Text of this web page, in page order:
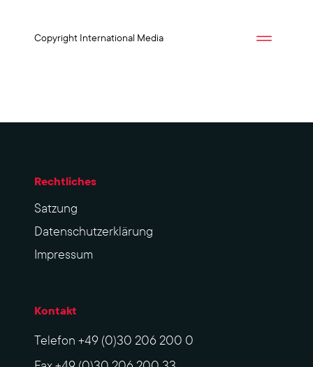
Copyright International Media
Rechtliches
Sat­zung
Datenschutzerklärung
Impres­sum
Kontakt
Telefon +49 (0)30 206 200 0